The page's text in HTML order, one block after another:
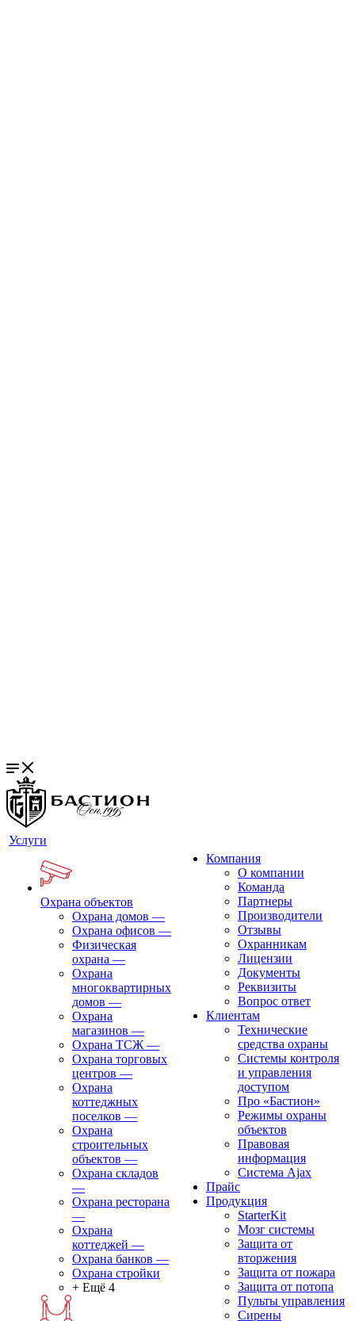
Услуги
Охрана объектов
Охрана домов —
Охрана офисов —
Физическая
охрана —
Охрана
многоквартирных
домов —
Охрана
магазинов —
Охрана ТСЖ —
Охрана торговых
центров —
Охрана
коттеджных
поселков —
Охрана
строительных
объектов —
Охрана складов
—
Охрана ресторана
—
Охрана
коттеджей —
Охрана банков —
Охрана стройки
+ Ещё 4
Компания
О компании
Команда
Партнеры
Производители
Отзывы
Охранникам
Лицензии
Документы
Реквизиты
Вопрос ответ
Клиентам
Технические
средства охраны
Системы контроля
и управления
доступом
Про «Бастион»
Режимы охраны
объектов
Правовая
информация
Сиcтема Ajax
Прайс
Продукция
StarterKit
Мозг системы
Защита от
вторжения
Защита от пожара
Защита от потопа
Пульты управления
Сирены